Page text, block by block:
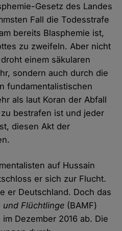
Gesetz des Landes
Fall die Todesstrafe
bereits Blasphemie ist,
zu zweifeln. Aber nicht
einem säkularen
sondern auch durch die
fundamentalistischen
als laut Koran der Abfall
bestrafen ist und jeder
diesen Akt der
auf Hussain
er sich zur Flucht.
er Deutschland. Doch das
Flüchtlinge (BAMF)
Dezember 2016 ab. Die